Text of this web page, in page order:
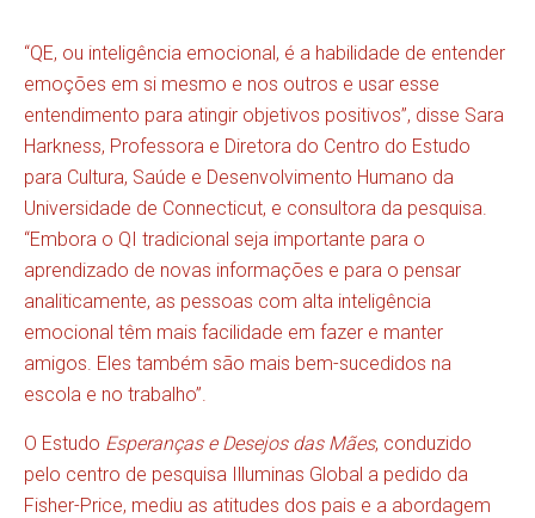
“QE, ou inteligência emocional, é a habilidade de entender
emoções em si mesmo e nos outros e usar esse
entendimento para atingir objetivos positivos”, disse Sara
Harkness, Professora e Diretora do Centro do Estudo
para Cultura, Saúde e Desenvolvimento Humano da
Universidade de Connecticut, e consultora da pesquisa.
“Embora o QI tradicional seja importante para o
aprendizado de novas informações e para o pensar
analiticamente, as pessoas com alta inteligência
emocional têm mais facilidade em fazer e manter
amigos. Eles também são mais bem-sucedidos na
escola e no trabalho”.
O Estudo Esperanças e Desejos das Mães, conduzido
pelo centro de pesquisa Illuminas Global a pedido da
Fisher-Price, mediu as atitudes dos pais e a abordagem